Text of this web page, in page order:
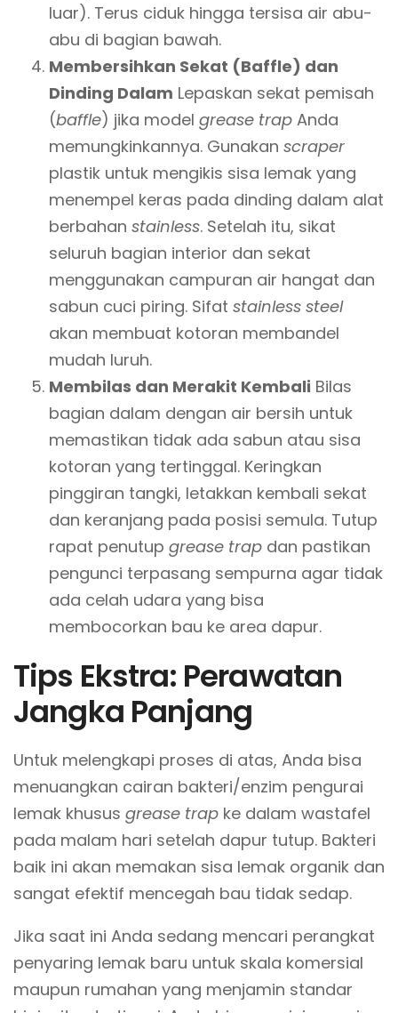
luar). Terus ciduk hingga tersisa air abu-
abu di bagian bawah.
Membersihkan Sekat (Baffle) dan
Dinding Dalam Lepaskan sekat pemisah
(baffle) jika model grease trap Anda
memungkinkannya. Gunakan scraper
plastik untuk mengikis sisa lemak yang
menempel keras pada dinding dalam alat
berbahan stainless. Setelah itu, sikat
seluruh bagian interior dan sekat
menggunakan campuran air hangat dan
sabun cuci piring. Sifat stainless steel
akan membuat kotoran membandel
mudah luruh.
Membilas dan Merakit Kembali Bilas
bagian dalam dengan air bersih untuk
memastikan tidak ada sabun atau sisa
kotoran yang tertinggal. Keringkan
pinggiran tangki, letakkan kembali sekat
dan keranjang pada posisi semula. Tutup
rapat penutup grease trap dan pastikan
pengunci terpasang sempurna agar tidak
ada celah udara yang bisa
membocorkan bau ke area dapur.
Tips Ekstra: Perawatan
Jangka Panjang
Untuk melengkapi proses di atas, Anda bisa
menuangkan cairan bakteri/enzim pengurai
lemak khusus grease trap ke dalam wastafel
pada malam hari setelah dapur tutup. Bakteri
baik ini akan memakan sisa lemak organik dan
sangat efektif mencegah bau tidak sedap.
Jika saat ini Anda sedang mencari perangkat
penyaring lemak baru untuk skala komersial
maupun rumahan yang menjamin standar